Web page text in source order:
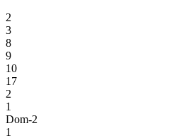
2
3
8
9
10
17
2
1
Dom-2
1